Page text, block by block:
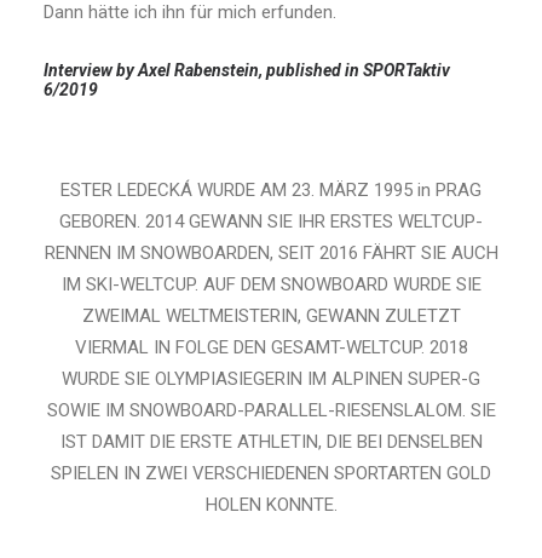
Dann hätte ich ihn für mich erfunden.
Interview byAxel Rabenstein, published in SPORTaktiv
6/2019
ESTER LEDECKÁ WURDE AM 23. MÄRZ 1995 in PRAG
GEBOREN. 2014 GEWANN SIE IHR ERSTES WELTCUP-
RENNEN IM SNOWBOARDEN, SEIT 2016 FÄHRT SIE AUCH
IM SKI-WELTCUP. AUF DEM SNOWBOARD WURDE SIE
ZWEIMAL WELTMEISTERIN, GEWANN ZULETZT
VIERMAL IN FOLGE DEN GESAMT-WELTCUP. 2018
WURDE SIE OLYMPIASIEGERIN IM ALPINEN SUPER-G
SOWIE IM SNOWBOARD-PARALLEL-RIESENSLALOM. SIE
IST DAMIT DIE ERSTE ATHLETIN, DIE BEI DENSELBEN
SPIELEN IN ZWEI VERSCHIEDENEN SPORTARTEN GOLD
HOLEN KONNTE.